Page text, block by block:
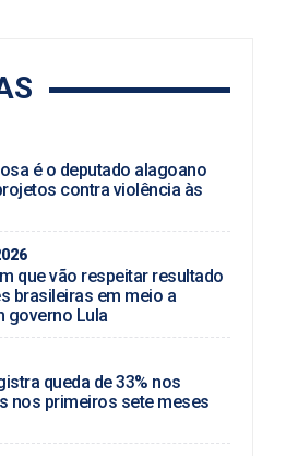
é o deputado alagoano
contra violência às
que vão respeitar resultado
brasileiras em meio a
governo Lula
queda de 33% nos
nos primeiros sete meses